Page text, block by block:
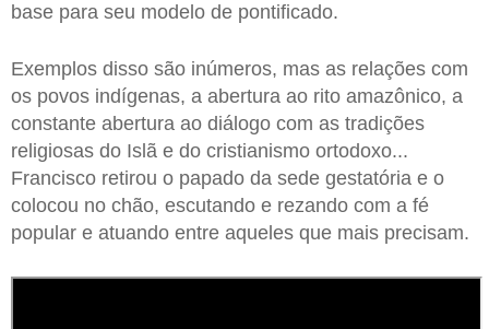
base para seu modelo de pontificado.
Exemplos disso são inúmeros, mas as relações com
os povos indígenas, a abertura ao rito amazônico, a
constante abertura ao diálogo com as tradições
religiosas do Islã e do cristianismo ortodoxo...
Francisco retirou o papado da sede gestatória e o
colocou no chão, escutando e rezando com a fé
popular e atuando entre aqueles que mais precisam.